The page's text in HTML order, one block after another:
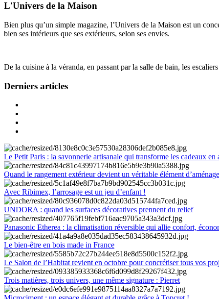
L'Univers de la Maison
Bien plus qu’un simple magazine, l’Univers de la Maison est un
bien ses intérieurs que ses extérieurs, selon ses envies.
De la cuisine à la véranda, en passant par la salle de bain, les
Derniers articles
Le Petit Paris : la savonnerie artisanale qui transforme les cadeaux en
Quand le rangement extérieur devient un véritable élément
Avec Ribimex, l’arrosage est un jeu d’enfant !
UNDORA : quand les surfaces décoratives prennent du relief
Panasonic Etherea : la climatisation réversible qui allie confort,
Le bien-être en bois made in France
Le Salon de l’Habitat revient en octobre pour concrétiser tous vos
Trois matières, trois univers, une même signature : Pierret